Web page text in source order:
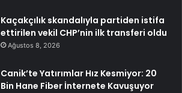
Kaçakçılık skandalıyla partiden istifa
ettirilen vekil CHP’nin ilk transferi oldu
Ağustos 8, 2026
Canik’te Yatırımlar Hız Kesmiyor: 20
Bin Hane Fiber İnternete Kavuşuyor